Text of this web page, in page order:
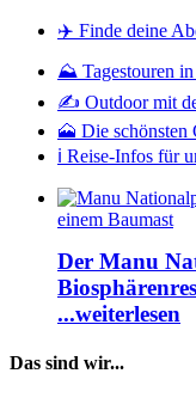
✈️ Finde deine
⛰️ Tagestouren
✍️ Outdoor mit
🗻 Die schönsten
ℹ️ Reise-Infos für
Der Manu
...weiterlesen
Das sind wir...